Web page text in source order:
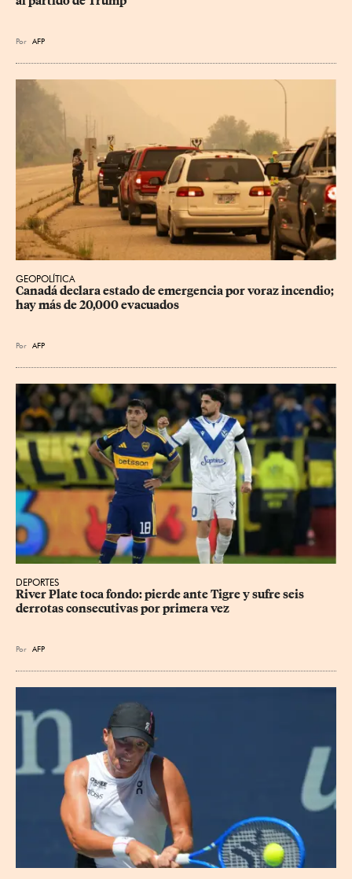
Por AFP
GEOPOLÍTICA
Canadá declara estado de emergencia por voraz incendio;
hay más de 20,000 evacuados
Por AFP
DEPORTES
River Plate toca fondo: pierde ante Tigre y sufre seis
derrotas consecutivas por primera vez
Por AFP